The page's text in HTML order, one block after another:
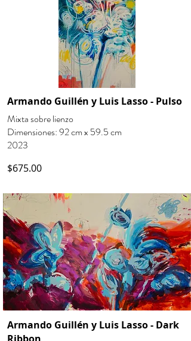
Armando Guillén y Luis Lasso - Pulso
Mixta sobre lienzo
Dimensiones: 92 cm x 59.5 cm
2023
$675.00
Armando Guillén y Luis Lasso - Dark